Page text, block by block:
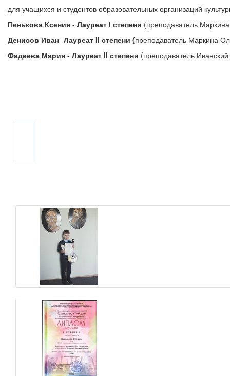
для учащихся и студентов образовательных организаций
Пенькова Ксения - Лауреат I степени (преподаватель
Денисов Иван -Лауреат II степени (преподаватель Маркина
Фадеева Мария - Лауреат II степени (преподаватель